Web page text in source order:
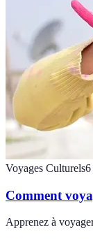
Voyages Culturels6
Comment
Apprenez à